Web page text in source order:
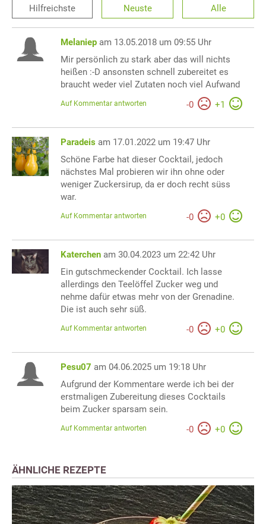
Hilfreichste Neuste Alle
Melaniep am 13.05.2018 um 09:55 Uhr
Mir persönlich zu stark aber das will nichts
heißen :-D ansonsten schnell zubereitet es
braucht weder viel Zutaten noch viel Aufwand
-0 +1
Auf Kommentar antworten
Paradeis am 17.01.2022 um 19:47 Uhr
Schöne Farbe hat dieser Cocktail, jedoch
nächstes Mal probieren wir ihn ohne oder
weniger Zuckersirup, da er doch recht süss
war.
-0 +0
Auf Kommentar antworten
Katerchen am 30.04.2023 um 22:42 Uhr
Ein gutschmeckender Cocktail. Ich lasse
allerdings den Teelöffel Zucker weg und
nehme dafür etwas mehr von der Grenadine.
Die ist auch sehr süß.
-0 +0
Auf Kommentar antworten
Pesu07 am 04.06.2025 um 19:18 Uhr
Aufgrund der Kommentare werde ich bei der
erstmaligen Zubereitung dieses Cocktails
beim Zucker sparsam sein.
-0 +0
Auf Kommentar antworten
ÄHNLICHE REZEPTE